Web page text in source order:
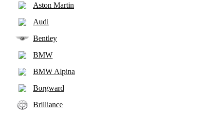
Aston Martin
Audi
Bentley
BMW
BMW Alpina
Borgward
Brilliance